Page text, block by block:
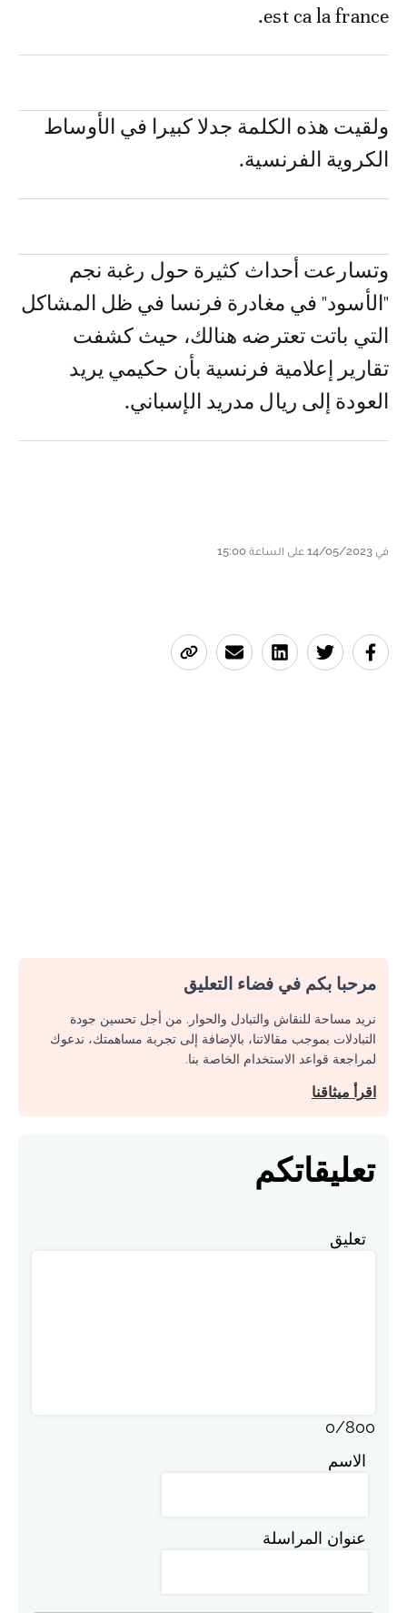
est ca la france.
ولقيت هذه الكلمة جدلا كبيرا في الأوساط
الكروية الفرنسية.
وتسارعت أحداث كثيرة حول رغبة نجم
"الأسود" في مغادرة فرنسا في ظل المشاكل
التي باتت تعترضه هنالك، حيث كشفت
تقارير إعلامية فرنسية بأن حكيمي يريد
العودة إلى ريال مدريد الإسباني.
في 14/05/2023 على الساعة 15:00
مرحبا بكم في فضاء التعليق
نريد مساحة للنقاش والتبادل والحوار. من أجل تحسين جودة
التبادلات بموجب مقالاتنا، بالإضافة إلى تجربة مساهمتك، ندعوك
لمراجعة قواعد الاستخدام الخاصة بنا.
اقرأ ميثاقنا
تعليقاتكم
تعليق
0/800
الاسم
عنوان المراسلة